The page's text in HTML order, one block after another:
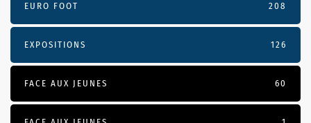
EURO FOOT 208
EXPOSITIONS 126
FACE AUX JEUNES 60